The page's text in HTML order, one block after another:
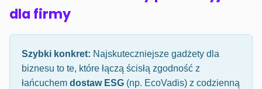
dla firmy
Szybki konkret: Najskuteczniejsze gadżety dla
biznesu to te, które łączą ścisłą zgodność z
łańcuchem dostaw ESG (np. EcoVadis) z codzienną